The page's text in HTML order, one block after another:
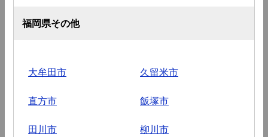
福岡県その他
大牟田市 久留米市
直方市 飯塚市
田川市 柳川市